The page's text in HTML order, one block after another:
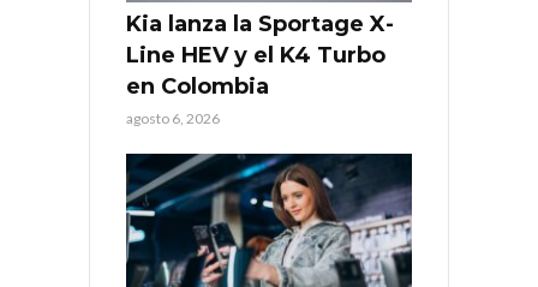
Kia lanza la Sportage X-
Line HEV y el K4 Turbo
en Colombia
agosto 6, 2026